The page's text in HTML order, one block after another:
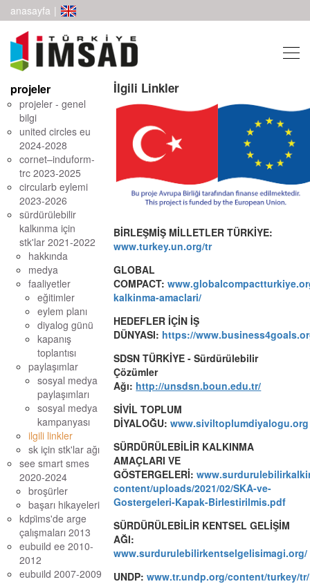
anasayfa |
projeler
projeler - genel
bilgi
united circles eu
2024-2028
cornet–induform-
trc 2023-2025
circularb eylemi
2023-2026
sürdürülebilir
kalkınma için
stk'lar 2021-2022
hakkında
medya
faaliyetler
eğitimler
eylem planı
diyalog günü
kapanış
toplantısı
paylaşımlar
sosyal medya
paylaşımları
sosyal medya
kampanyası
ilgili linkler
sk için stk'lar ağı
see smart smes
2020-2024
broşürler
başarı hikayeleri
kdpi̇ms'de arge ç
alışmaları 2013
eubuild ee 2010-
2012
eubuild 2007-2009
İlgili Linkler
BİRLEŞMİŞ MİLLETLER TÜRKİYE:
www.turkey.un.org/tr
GLOBAL
COMPACT:
kalkinma-amaclari/
HEDEFLER İÇİN İŞ
DÜNYASI: https://
SDSN TÜRKİYE - Sürdürülebilir
Çözümler
Ağı: http://unsdsn.boun.edu.tr/
SİVİL TOPLUM
DİYALOĞU:
SÜRDÜRÜLEBİLİR KALKINMA
AMAÇLARI VE
GÖSTERGELERİ:
content/uploads/2021/02/SKA-ve-
Gostergeleri-Kapak-Birlestirilmis.pdf
SÜRDÜRÜLEBİLİR KENTSEL GELİŞİM
AĞI:
www.surdurulebilirkentselgelisimagi.org/
UNDP:www.tr.undp.org/content/turkey/